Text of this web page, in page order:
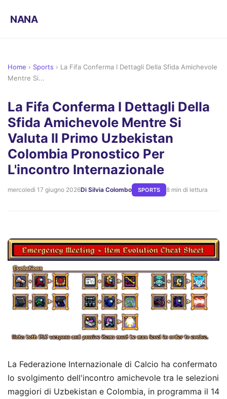
NANA
Home › Sports › La Fifa Conferma I Dettagli Della Sfida Amichevole
Mentre Si...
La Fifa Conferma I Dettagli Della
Sfida Amichevole Mentre Si
Valuta Il Primo Uzbekistan
Colombia Pronostico Per
L'incontro Internazionale
mercoledì 17 giugno 2026Di Silvia Colombo SPORTS 8 min di lettura
La Federazione Internazionale di Calcio ha confermato
lo svolgimento dell'incontro amichevole tra le selezioni
maggiori di Uzbekistan e Colombia, in programma il 14